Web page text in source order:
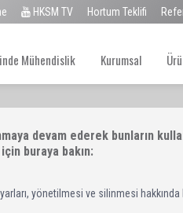
HKSM TV Hortum Teklifi
Mühendislik Kurumsal
buraya bakın:
yönetilmesi ve silinmesi